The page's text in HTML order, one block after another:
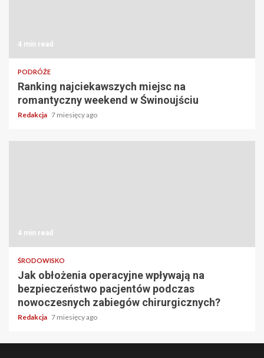
4 min read
PODRÓŻE
Ranking najciekawszych miejsc na
romantyczny weekend w Świnoujściu
Redakcja 7 miesięcy ago
4 min read
ŚRODOWISKO
Jak obłożenia operacyjne wpływają na
bezpieczeństwo pacjentów podczas
nowoczesnych zabiegów chirurgicznych?
Redakcja 7 miesięcy ago